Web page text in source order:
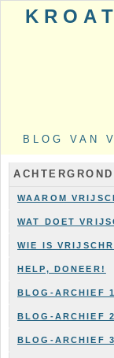
BLOG VAN
WAAROM
WAT DOET
WIE IS
HELP, DONEER!
BLOG-ARCHIEF 1
BLOG-ARCHIEF 2
BLOG-ARCHIEF 3